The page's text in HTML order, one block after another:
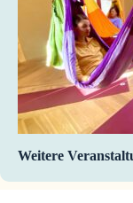
Weitere